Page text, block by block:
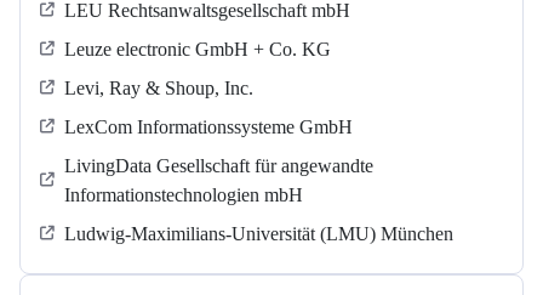
LEU Rechtsanwaltsgesellschaft mbH
Leuze electronic GmbH + Co. KG
Levi, Ray & Shoup, Inc.
LexCom Informationssysteme GmbH
LivingData Gesellschaft für angewandte
Informationstechnologien mbH
Ludwig-Maximilians-Universität (LMU) München